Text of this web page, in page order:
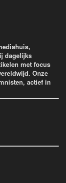
dagelijks
met focus
Onze
actief in